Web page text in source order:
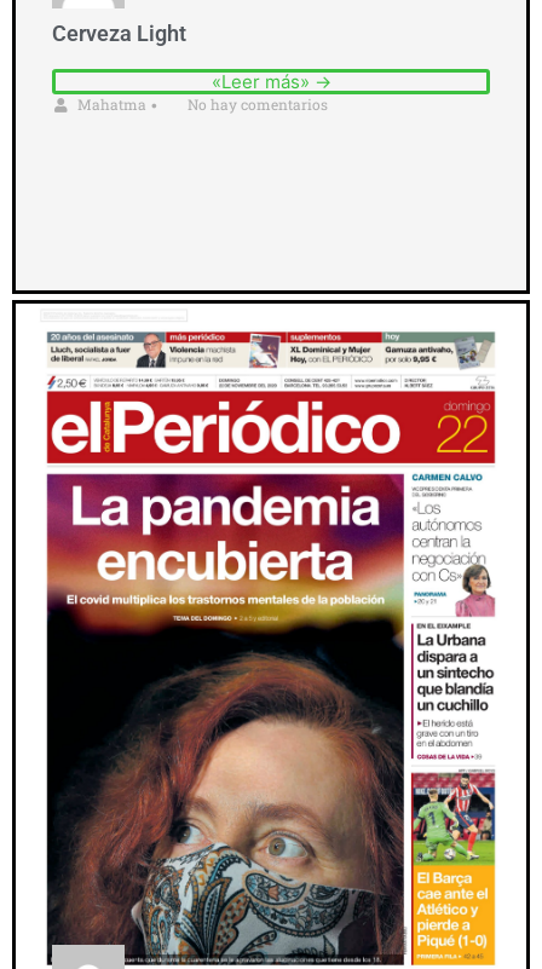
Cerveza Light
«Leer más» →
Mahatma • No hay comentarios